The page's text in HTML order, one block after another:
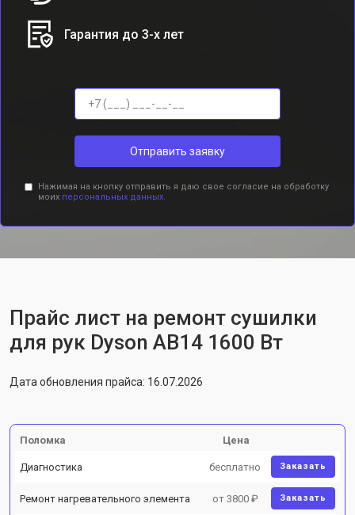
Гарантия до 3-х лет
Отправить заявку
Нажимая на кнопку отправить я даю свое согласие на обработку
моих персональных данных.
Прайс лист на ремонт сушилки
для рук Dyson AB14 1600 Вт
Дата обновления прайса: 16.07.2026
Поломка Цена
Диагностика бесплатно Заказать
Ремонт нагревательного элемента от 3800 ₽ Заказать